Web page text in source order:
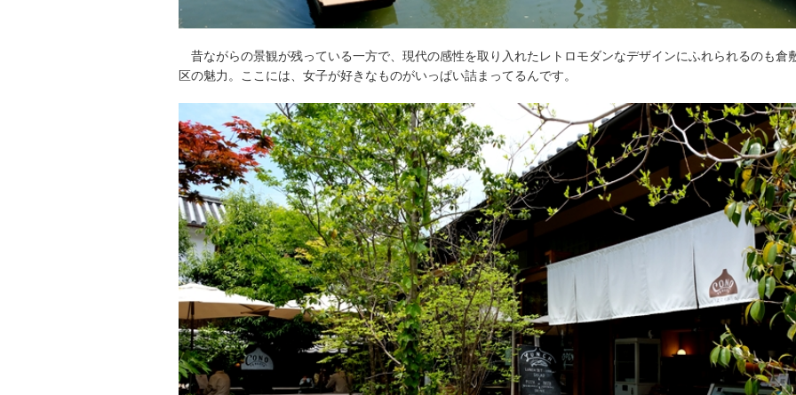
昔ながらの景観が残っている一方で、現代の感性を取り入れたレトロモダンなデザインにふれられるのも倉
区の魅力。ここには、女子が好きなものがいっぱい詰まってるんです。